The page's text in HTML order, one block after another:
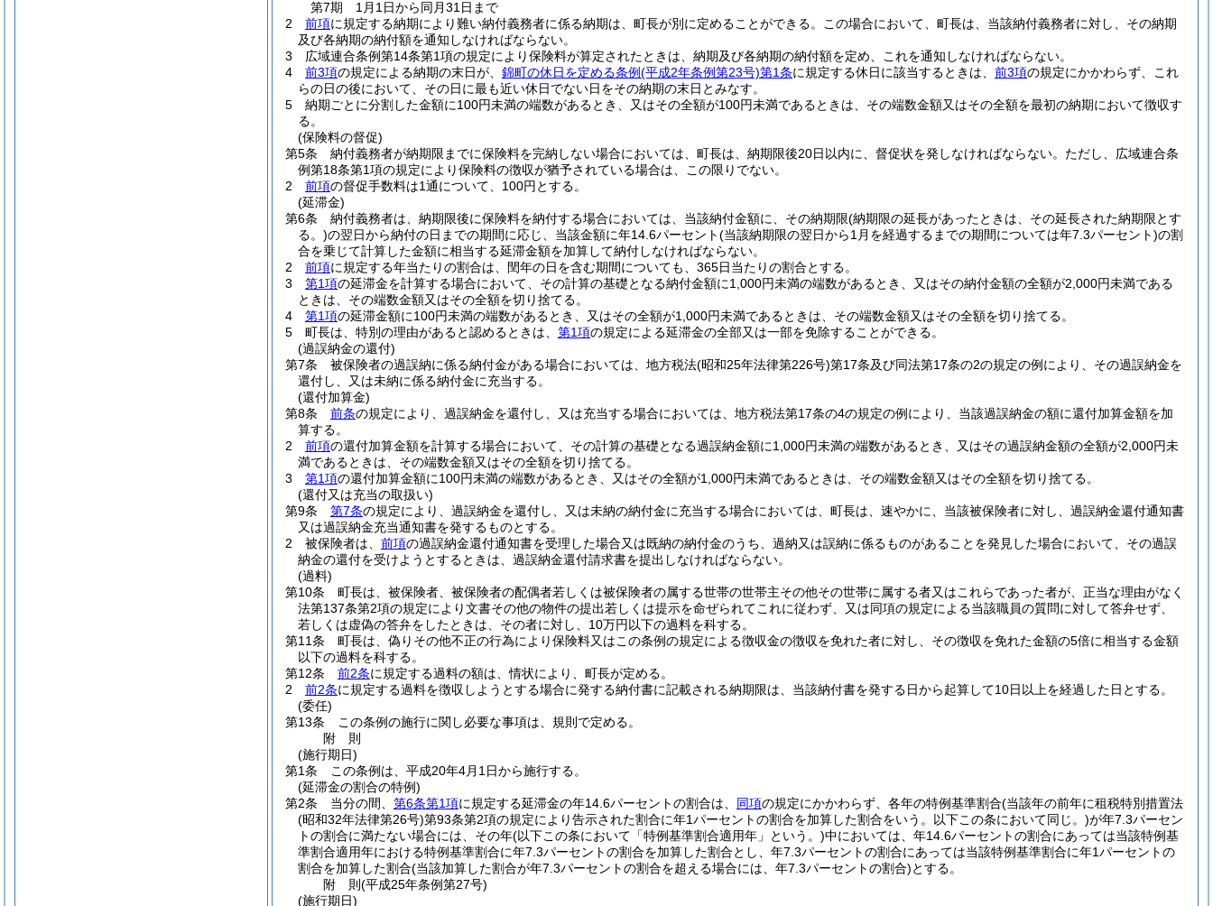
第7期 1月1日から同月31日まで
2
前項に規定する納期により難い納付義務者に係る納期は、町長が別に定めることができる。
この場合において、町長は、当該納付義務者に対し、その納期
及び各納期の納付額を通知しなければならない。
3
広域連合条例第14条第1項の規定により保険料が算定されたときは、納期及び各納期の納付額を定め、これを通知しなければならない。
4
前3項の規定による納期の末日が、 錦町の休日を定める条例(平成2年条例第23号)第1条に規定する休日に該当するときは、 前3項の規定にかかわらず、これ
らの日の後において、その日に最も近い休日でない日をその納期の末日とみなす。
5
納期ごとに分割した金額に100円未満の端数があるとき、又はその全額が100円未満であるときは、その端数金額又はその全額を最初の納期において徴収す
る。
(保険料の督促)
第5条
納付義務者が納期限までに保険料を完納しない場合においては、町長は、納期限後20日以内に、督促状を発しなければならない。 ただし、広域連合条
例第18条第1項の規定により保険料の徴収が猶予されている場合は、この限りでない。
2
前項の督促手数料は1通について、100円とする。
(延滞金)
第6条
納付義務者は、納期限後に保険料を納付する場合においては、当該納付金額に、その納期限(納期限の延長があったときは、その延長された納期限とす
る。)の翌日から納付の日までの期間に応じ、当該金額に年14.6パーセント(当該納期限の翌日から1月を経過するまでの期間については年7.3パーセント)の割
合を乗じて計算した金額に相当する延滞金額を加算して納付しなければならない。
2
前項に規定する年当たりの割合は、閏年の日を含む期間についても、365日当たりの割合とする。
3
第1項の延滞金を計算する場合において、その計算の基礎となる納付金額に1,000円未満の端数があるとき、又はその納付金額の全額が2,000円未満である
ときは、その端数金額又はその全額を切り捨てる。
4
第1項の延滞金額に100円未満の端数があるとき、又はその全額が1,000円未満であるときは、その端数金額又はその全額を切り捨てる。
5
町長は、特別の理由があると認めるときは、 第1項の規定による延滞金の全部又は一部を免除することができる。
(過誤納金の還付)
第7条
被保険者の過誤納に係る納付金がある場合においては、地方税法(昭和25年法律第226号)第17条及び同法第17条の2の規定の例により、その過誤納金を
還付し、又は未納に係る納付金に充当する。
(還付加算金)
第8条
前条の規定により、過誤納金を還付し、又は充当する場合においては、地方税法第17条の4の規定の例により、当該過誤納金の額に還付加算金額を加
算する。
2
前項の還付加算金額を計算する場合において、その計算の基礎となる過誤納金額に1,000円未満の端数があるとき、又はその過誤納金額の全額が2,000円未
満であるときは、その端数金額又はその全額を切り捨てる。
3
第1項の還付加算金額に100円未満の端数があるとき、又はその全額が1,000円未満であるときは、その端数金額又はその全額を切り捨てる。
(還付又は充当の取扱い)
第9条
第7条の規定により、過誤納金を還付し、又は未納の納付金に充当する場合においては、町長は、速やかに、当該被保険者に対し、過誤納金還付通知書
又は過誤納金充当通知書を発するものとする。
2
被保険者は、 前項の過誤納金還付通知書を受理した場合又は既納の納付金のうち、過納又は誤納に係るものがあることを発見した場合において、その過誤
納金の還付を受けようとするときは、過誤納金還付請求書を提出しなければならない。
(過料)
第10条
町長は、被保険者、被保険者の配偶者若しくは被保険者の属する世帯の世帯主その他その世帯に属する者又はこれらであった者が、正当な理由がなく
法第137条第2項の規定により文書その他の物件の提出若しくは提示を命ぜられてこれに従わず、又は同項の規定による当該職員の質問に対して答弁せず、
若しくは虚偽の答弁をしたときは、その者に対し、10万円以下の過料を科する。
第11条
町長は、偽りその他不正の行為により保険料又はこの条例の規定による徴収金の徴収を免れた者に対し、その徴収を免れた金額の5倍に相当する金額
以下の過料を科する。
第12条
前2条に規定する過料の額は、情状により、町長が定める。
2
前2条に規定する過料を徴収しようとする場合に発する納付書に記載される納期限は、当該納付書を発する日から起算して10日以上を経過した日とする。
(委任)
第13条
この条例の施行に関し必要な事項は、規則で定める。
附 則
(施行期日)
第1条
この条例は、平成20年4月1日から施行する。
(延滞金の割合の特例)
第2条
当分の間、 第6条第1項に規定する延滞金の年14.6パーセントの割合は、 同項の規定にかかわらず、各年の特例基準割合(当該年の前年に租税特別措置法
(昭和32年法律第26号)第93条第2項の規定により告示された割合に年1パーセントの割合を加算した割合をいう。以下この条において同じ。)が年7.3パーセン
トの割合に満たない場合には、その年(以下この条において「特例基準割合適用年」という。)中においては、年14.6パーセントの割合にあっては当該特例基
準割合適用年における特例基準割合に年7.3パーセントの割合を加算した割合とし、年7.3パーセントの割合にあっては当該特例基準割合に年1パーセントの
割合を加算した割合(当該加算した割合が年7.3パーセントの割合を超える場合には、年7.3パーセントの割合)とする。
附 則(平成25年条例第27号)
(施行期日)